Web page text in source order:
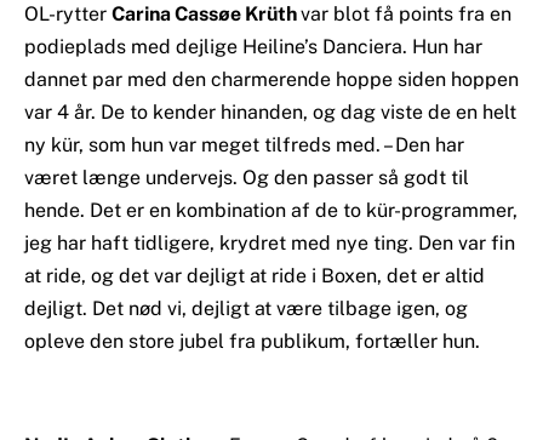
OL-rytter Carina Cassøe Krüthvar blot få points fra en
podieplads med dejlige Heiline’s Danciera. Hun har
dannet par med den charmerende hoppe siden hoppen
var 4 år. De to kender hinanden, og dag viste de en helt
ny kür, som hun var meget tilfreds med. – Den har
været længe undervejs. Og den passer så godt til
hende. Det er en kombination af de to kür-programmer,
jeg har haft tidligere, krydret med nye ting. Den var fin
at ride, og det var dejligt at ride i Boxen, det er altid
dejligt. Det nød vi, dejligt at være tilbage igen, og
opleve den store jubel fra publikum, fortæller hun.